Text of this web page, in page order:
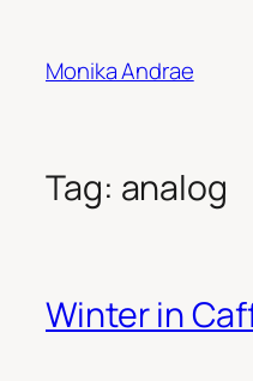
content
Monika Andrae
Tag: analog
Winter in